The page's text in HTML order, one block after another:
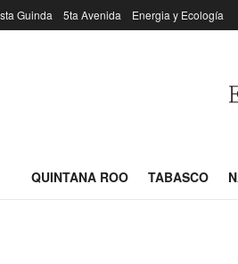
Guinda 5ta Avenida Energia y Ecología
QUINTANA ROO TABASCO